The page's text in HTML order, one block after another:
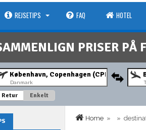
REJSETIPS FAQ HOTEL
PRISER PÅ
Danmark
Retur Enkelt
Home » »